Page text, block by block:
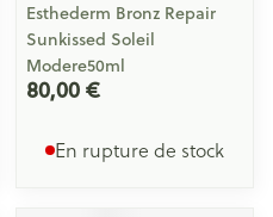
Esthederm Bronz Repair
Sunkissed Soleil
Modere50ml
80,00 €
En rupture de stock